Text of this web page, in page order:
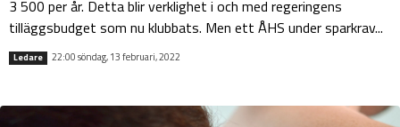
3 500 per år. Detta blir verklighet i och med regeringens
tilläggsbudget som nu klubbats. Men ett ÅHS under sparkrav...
Ledare 22:00 söndag, 13 februari, 2022